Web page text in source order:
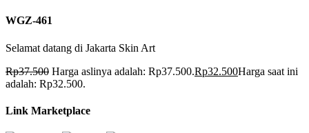
WGZ-461
Selamat datang di Jakarta Skin Art
Rp37.500 Harga aslinya adalah: Rp37.500.Rp32.500Harga saat ini
adalah: Rp32.500.
Link Marketplace